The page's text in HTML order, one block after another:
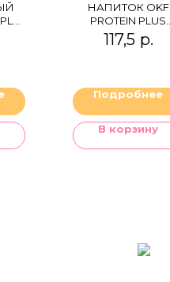
НАПИТОК OKF
PROTEIN PLUS
CHOCOLATE
117,5 р.
Подробнее
В корзину